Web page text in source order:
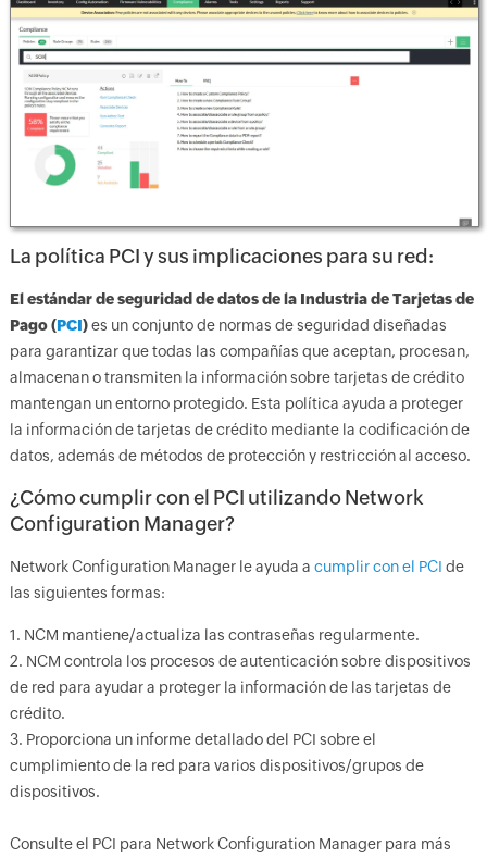
La política PCI y sus implicaciones para su red:
El estándar de seguridad de datos de la Industria de Tarjetas de
Pago (PCI)es un conjunto de normas de seguridad diseñadas
para garantizar que todas las compañías que aceptan, procesan,
almacenan o transmiten la información sobre tarjetas de crédito
mantengan un entorno protegido. Esta política ayuda a proteger
la información de tarjetas de crédito mediante la codificación de
datos, además de métodos de protección y restricción al acceso.
¿Cómo cumplir con el PCI utilizando Network
Configuration Manager?
Network Configuration Manager le ayuda a cumplir con el PCI de
las siguientes formas:
1. NCM mantiene/actualiza las contraseñas regularmente.
2. NCM controla los procesos de autenticación sobre dispositivos
de red para ayudar a proteger la información de las tarjetas de
crédito.
3. Proporciona un informe detallado del PCI sobre el
cumplimiento de la red para varios dispositivos/grupos de
dispositivos.
Consulte el PCI para Network Configuration Manager para más